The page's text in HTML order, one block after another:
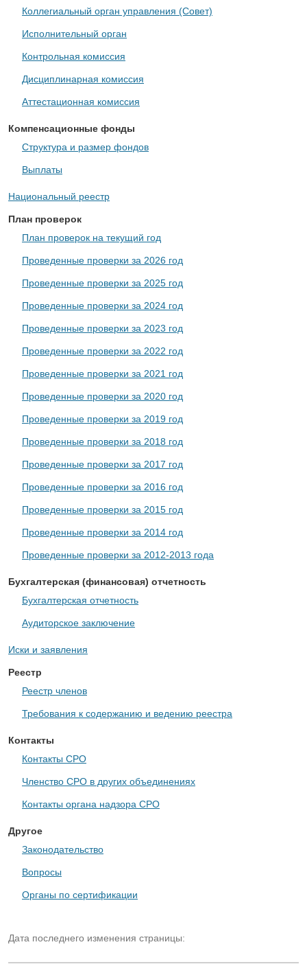
Коллегиальный орган управления (Совет)
Исполнительный орган
Контрольная комиссия
Дисциплинарная комиссия
Аттестационная комиссия
Компенсационные фонды
Структура и размер фондов
Выплаты
Национальный реестр
План проверок
План проверок на текущий год
Проведенные проверки за 2026 год
Проведенные проверки за 2025 год
Проведенные проверки за 2024 год
Проведенные проверки за 2023 год
Проведенные проверки за 2022 год
Проведенные проверки за 2021 год
Проведенные проверки за 2020 год
Проведенные проверки за 2019 год
Проведенные проверки за 2018 год
Проведенные проверки за 2017 год
Проведенные проверки за 2016 год
Проведенные проверки за 2015 год
Проведенные проверки за 2014 год
Проведенные проверки за 2012-2013 года
Бухгалтерская (финансовая) отчетность
Бухгалтерская отчетность
Аудиторское заключение
Иски и заявления
Реестр
Реестр членов
Требования к содержанию и ведению реестра
Контакты
Контакты СРО
Членство СРО в других объединениях
Контакты органа надзора СРО
Другое
Законодательство
Вопросы
Органы по сертификации
Дата последнего изменения страницы: